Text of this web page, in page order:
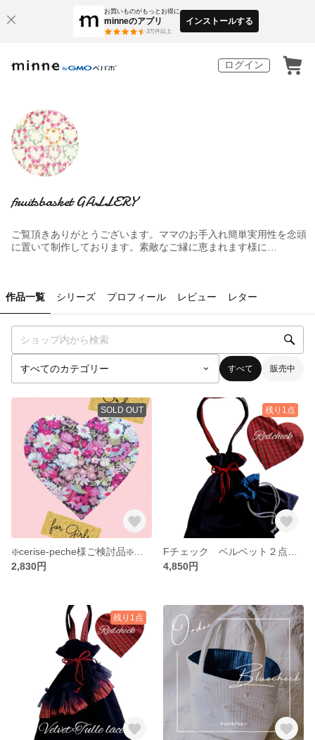
お買いものがもっとお得に
minneのアプリ
3万件以上
インストールする
ログイン
fruitsbasket GALLERY
ご覧頂きありがとうございます。ママのお手入れ簡単実用性を念頭
に置いて制作しております。素敵なご縁に恵まれます様に…
作品一覧 シリーズ プロフィール レビュー レター
すべて 販売中
SOLD OUT
2,830円
残り1点
4,850円
残り1点